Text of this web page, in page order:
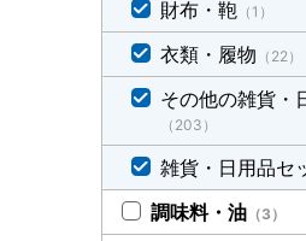
財布・鞄 （1）
衣類・履物 （22）
その他の雑貨・
（203）
雑貨・日用品セ
調味料・油 （3）